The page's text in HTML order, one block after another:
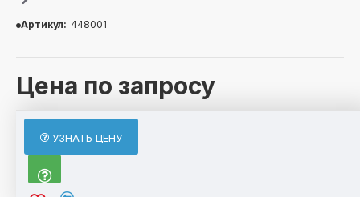
Цена по запросу
Артикул: 448001
УЗНАТЬ ЦЕНУ
ОПИСАНИЕ
FCHS-ЛА-3000